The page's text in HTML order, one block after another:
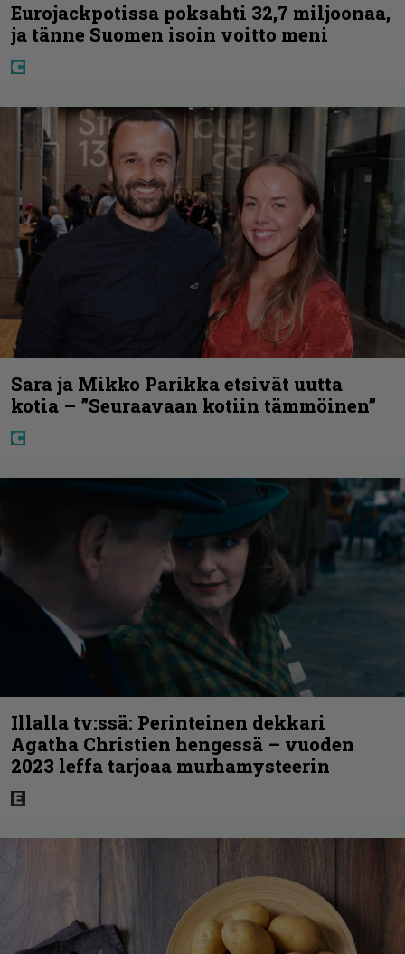
Eurojackpotissa poksahti 32,7 miljoonaa,
ja tänne Suomen isoin voitto meni
Sara ja Mikko Parikka etsivät uutta
kotia – ”Seuraavaan kotiin tämmöinen”
Illalla tv:ssä: Perinteinen dekkari
Agatha Christien hengessä – vuoden
2023 leffa tarjoaa murhamysteerin